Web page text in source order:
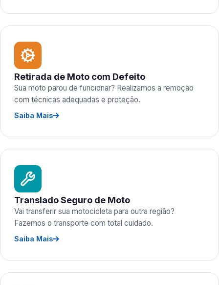
Retirada de Moto com Defeito
Sua moto parou de funcionar? Realizamos a remoção
com técnicas adequadas e proteção.
Saiba Mais
Translado Seguro de Moto
Vai transferir sua motocicleta para outra região?
Fazemos o transporte com total cuidado.
Saiba Mais